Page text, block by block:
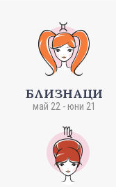
БЛИЗНАЦИ
май 22 - юни 21